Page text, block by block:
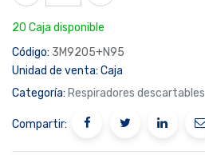
20 Caja disponible
Código: 3M9205+N95
Unidad de venta: Caja
Categoría: Respiradores descartables
Compartir: